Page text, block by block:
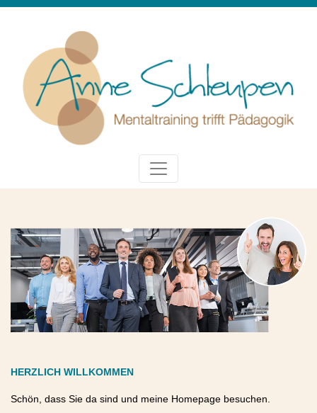
Previous Next
HERZLICH WILLKOMMEN
Schön, dass Sie da sind und meine Homepage besuchen.